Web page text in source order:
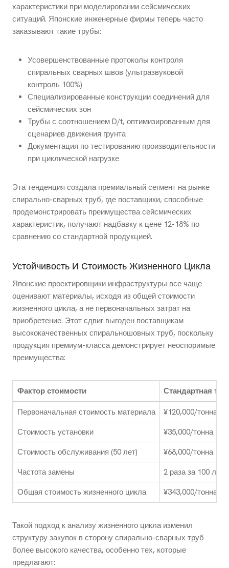
характеристики при моделировании сейсмических
ситуаций. Японские инженерные фирмы теперь часто
заказывают такие трубы:
Усовершенствованные протоколы контроля
спиральных сварных швов (ультразвуковой
контроль 100%)
Специализированные конструкции соединений для
сейсмических зон
Трубы с соотношением D/t, оптимизированным для
сценариев движения грунта
Документация по тестированию производительности
при циклической нагрузке
Эта тенденция создала премиальный сегмент на рынке
спирально-сварных труб, где поставщики, способные
продемонстрировать преимущества сейсмических
характеристик, получают надбавку к цене 12-18% по
сравнению со стандартной продукцией.
Устойчивость И Стоимость Жизненного Цикла
Японские проектировщики инфраструктуры все чаще
оценивают материалы, исходя из общей стоимости
жизненного цикла, а не первоначальных затрат на
приобретение. Этот сдвиг выгоден поставщикам
высококачественных спиральношовных труб, поскольку
продукция премиум-класса демонстрирует неоспоримые
преимущества:
Фактор стоимости Стандартная
Первоначальная стоимость материала
¥120,000/тонна
Стоимость установки
¥35,000/тонна
Стоимость обслуживания (50 лет)
¥68,000/тонна
Частота замены
2 раза за 100 лет
Общая стоимость жизненного цикла
¥343,000/тонна
Такой подход к анализу жизненного цикла изменил
структуру закупок в сторону спирально-сварных труб
более высокого качества, особенно тех, которые
предлагают: